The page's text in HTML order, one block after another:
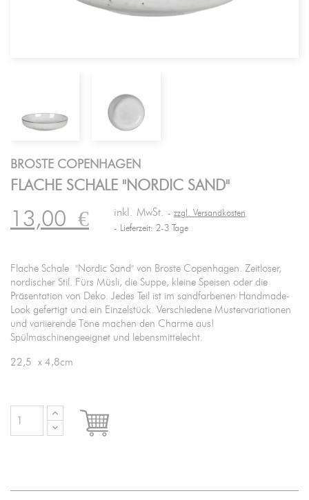
BROSTE COPENHAGEN
FLACHE SCHALE "NORDIC SAND"
13,00€ inkl. MwSt.
zzgl. Versandkosten
Lieferzeit: 2-3 Tage
Flache Schale "Nordic Sand" von Broste Copenhagen. Zeitloser,
nordischer Stil. Fürs Müsli, die Suppe, kleine Speisen oder die
Präsentation von Deko. Jedes Teil ist im sandfarbenen Handmade-
Look gefertigt und ein Einzelstück. Verschiedene Mustervariationen
und variierende Töne machen den Charme aus!
Spülmaschinengeeignet und lebensmittelecht.
22,5 x 4,8cm
